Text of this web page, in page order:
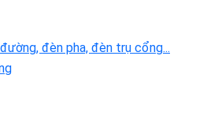
đèn pha, đèn trụ cổng...